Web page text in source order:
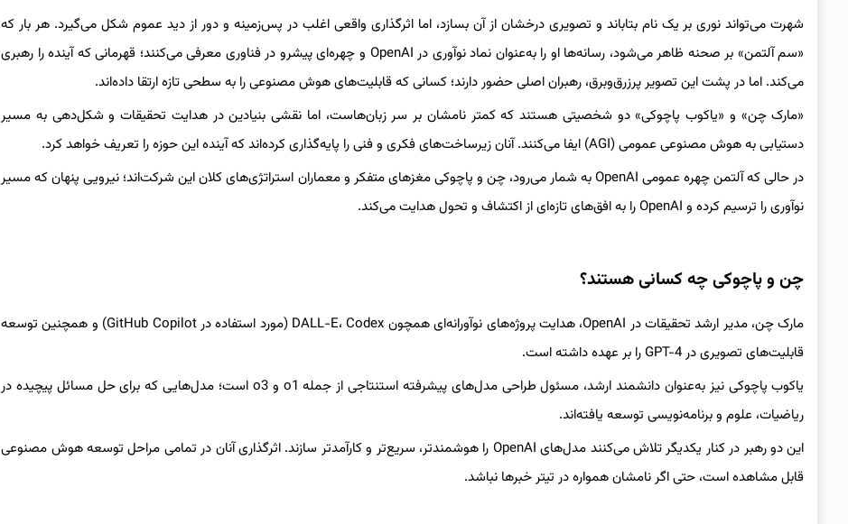
شهرت می‌تواند نوری بر یک نام بتاباند و تصویری درخشان از آن بسازد، اما اثرگذاری واقعی اغلب در پس‌زمینه و دور از دید عموم شکل می‌گیرد. هر بار که
«سم آلتمن» بر صحنه ظاهر می‌شود، رسانه‌ها او را به‌عنوان نماد نوآوری در OpenAI و چهره‌ای پیشرو در فناوری معرفی می‌کنند؛ قهرمانی که آینده را رهبری
می‌کند. اما در پشت این تصویر پرزرق‌وبرق، رهبران اصلی حضور دارند؛ کسانی که قابلیت‌های هوش مصنوعی را به سطحی تازه ارتقا داده‌اند.
«مارک چن» و «یاکوب پاچوکی» دو شخصیتی هستند که کمتر نامشان بر سر زبان‌هاست، اما نقشی بنیادین در هدایت تحقیقات و شکل‌دهی به مسیر
دستیابی به هوش مصنوعی عمومی (AGI) ایفا می‌کنند. آنان زیرساخت‌های فکری و فنی را پایه‌گذاری کرده‌اند که آینده این حوزه را تعریف خواهد کرد.
در حالی که آلتمن چهره عمومی OpenAI به شمار می‌رود، چن و پاچوکی مغزهای متفکر و معماران استراتژی‌های کلان این شرکت‌اند؛ نیرویی پنهان که مسیر
نوآوری را ترسیم کرده و OpenAI را به افق‌های تازه‌ای از اکتشاف و تحول هدایت می‌کند.
چن و پاچوکی چه کسانی هستند؟
مارک چن، مدیر ارشد تحقیقات در OpenAI، هدایت پروژه‌های نوآورانه‌ای همچون DALL-E، Codex (مورد استفاده در GitHub Copilot) و همچنین توسعه
قابلیت‌های تصویری در GPT-4 را بر عهده داشته است.
یاکوب پاچوکی نیز به‌عنوان دانشمند ارشد، مسئول طراحی مدل‌های پیشرفته استنتاجی از جمله o1 و o3 است؛ مدل‌هایی که برای حل مسائل پیچیده در
ریاضیات، علوم و برنامه‌نویسی توسعه یافته‌اند.
این دو رهبر در کنار یکدیگر تلاش می‌کنند مدل‌های OpenAI را هوشمندتر، سریع‌تر و کارآمدتر سازند. اثرگذاری آنان در تمامی مراحل توسعه هوش مصنوعی
قابل مشاهده است، حتی اگر نامشان همواره در تیتر خبرها نباشد.